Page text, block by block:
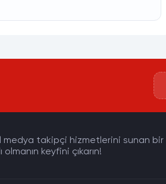
takipçi hizmetlerini sunan bir
keyfini çıkarın!